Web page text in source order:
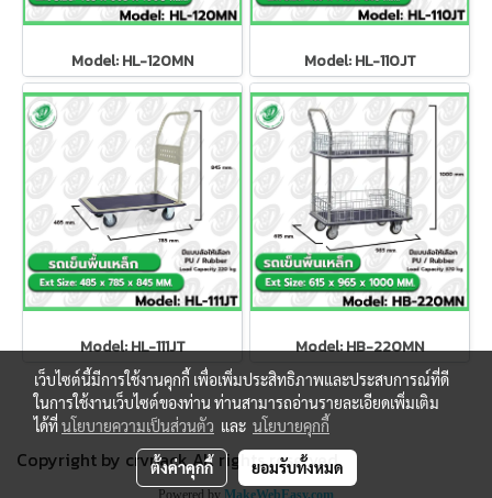
Model: HL-120MN Model: HL-110JT
Model: HL-111JT Model: HB-220MN
Copyright by crvpack All rights reserved.
Powered by MakeWebEasy.com
เว็บไซต์นี้มีการใช้งานคุกกี้ เพื่อเพิ่มประสิทธิภาพและประสบการณ์ที่ดี
ในการใช้งานเว็บไซต์ของท่าน ท่านสามารถอ่านรายละเอียดเพิ่มเติม
ได้ที่นโยบายความเป็นส่วนตัว และ นโยบายคุกกี้
ตั้งค่าคุกกี้ ยอมรับทั้งหมด